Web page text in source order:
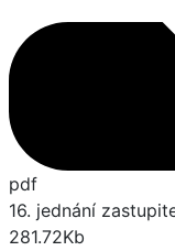
pdf
16. jednání
281.72Kb